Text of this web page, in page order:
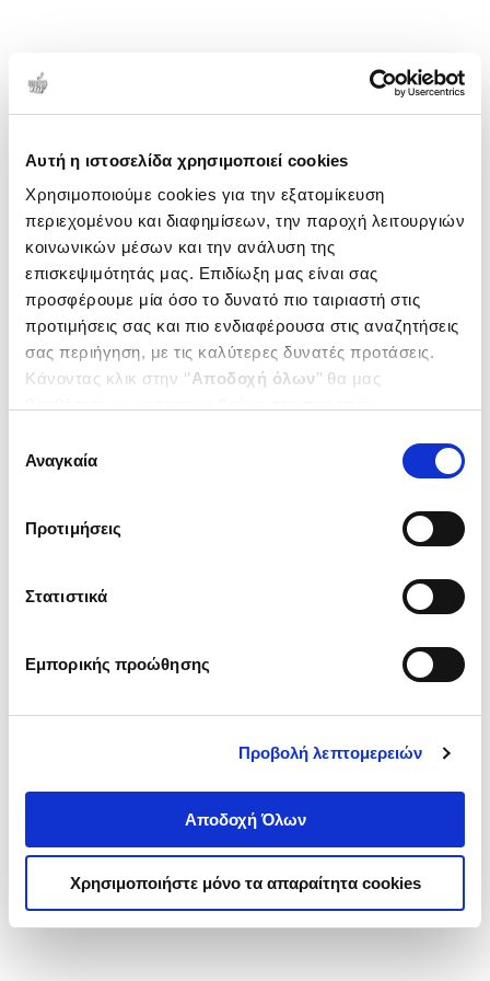
Αυτή η ιστοσελίδα χρησιμοποιεί cookies
Χρησιμοποιούμε cookies για την εξατομίκευση
περιεχομένου και διαφημίσεων, την παροχή λειτουργιών
κοινωνικών μέσων και την ανάλυση της
επισκεψιμότητάς μας. Επιδίωξη μας είναι σας
προσφέρουμε μία όσο το δυνατό πιο ταιριαστή στις
προτιμήσεις σας και πιο ενδιαφέρουσα στις αναζητήσεις
σας περιήγηση, με τις καλύτερες δυνατές προτάσεις.
Κάνοντας κλικ στην ‘’Αποδοχή όλων’’ θα μας
ενδιαφέρουν και να επιλέξετε από τα παρακάτω με την
΄΄και να ενημερωθείτε σχετικά με
συγκατάθεσης
Αναγκαία
Προτιμήσεις
Στατιστικά
Εμπορικής προώθησης
Προβολή λεπτομερειών
Αποδοχή Όλων
Χρησιμοποιήστε μόνο τα απαραίτητα cookies